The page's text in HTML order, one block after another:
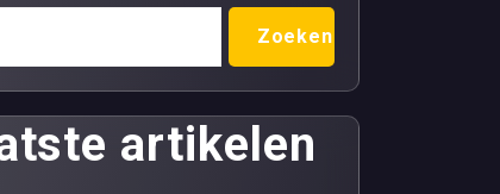
Zoeken
artikelen